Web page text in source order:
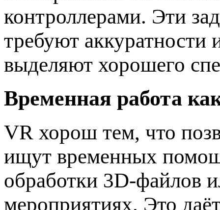
контроллерами. Эти
требуют аккуратности
выделяют хорошего
Временная работа
VR хорош тем, что
ищут временных
обработки 3D-файлов
мероприятиях. Это